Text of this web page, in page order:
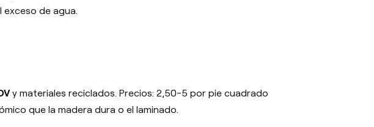
de agua.
y materiales reciclados. Precios: 2,50-5 por pie cuadrado
que la madera dura o el laminado.